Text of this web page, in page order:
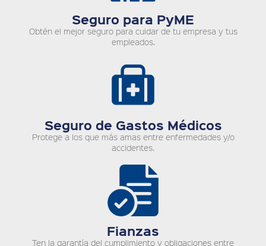
Seguro para PyME
Obtén el mejor seguro para cuidar de tu empresa y tus
empleados.
Seguro de Gastos Médicos
Protege a los que más amas entre enfermedades y/o
accidentes.
Fianzas
Ten la garantía del cumplimiento y obligaciones entre